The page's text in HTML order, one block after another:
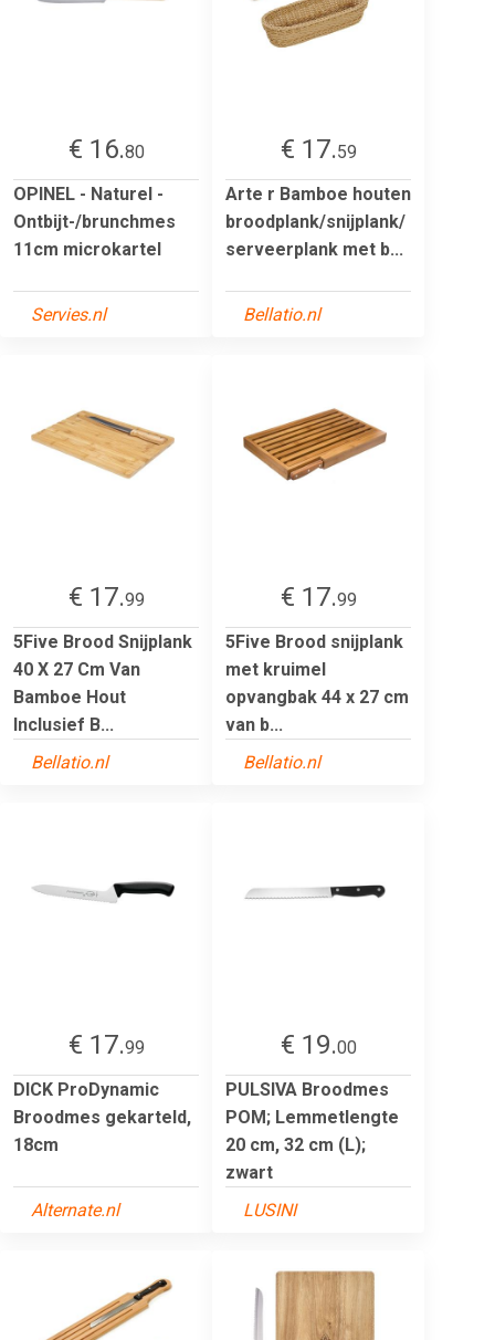
€ 16.80
OPINEL - Naturel -
Ontbijt-/brunchmes
11cm microkartel
Servies.nl
€ 17.59
Arte r Bamboe houten
broodplank/snijplank/
serveerplank met b...
Bellatio.nl
€ 17.99
5Five Brood Snijplank
40 X 27 Cm Van
Bamboe Hout
Inclusief B...
Bellatio.nl
€ 17.99
5Five Brood snijplank
met kruimel
opvangbak 44 x 27 cm
van b...
Bellatio.nl
€ 17.99
DICK ProDynamic
Broodmes gekarteld,
18cm
Alternate.nl
€ 19.00
PULSIVA Broodmes
POM; Lemmetlengte
20 cm, 32 cm (L);
zwart
LUSINI